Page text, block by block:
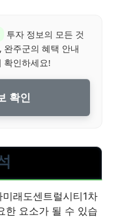
투자 정보의 모든 것
완주군의 혜택 안내
확인하세요!
확인
래도센트럴시티1차
한 요소가 될 수 있습